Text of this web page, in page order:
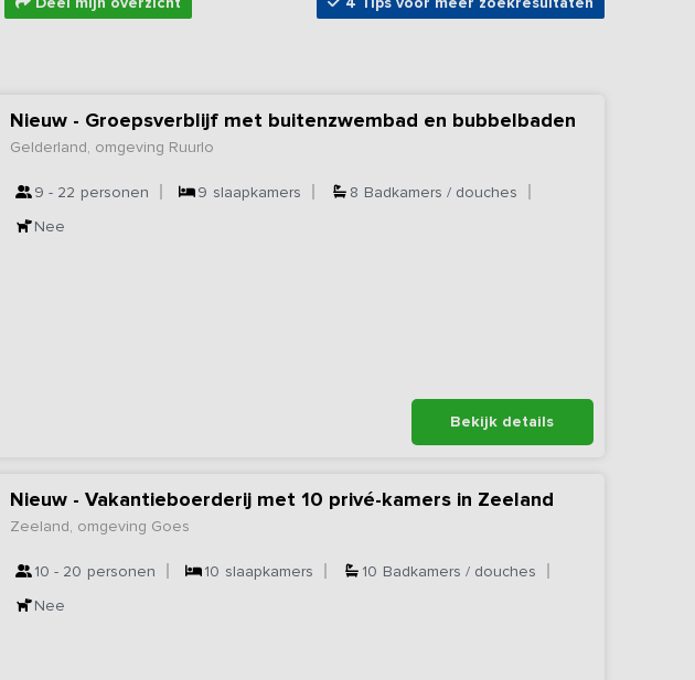
Nieuw - Groepsverblijf met buitenzwembad en bubbelbaden
Gelderland, omgeving Ruurlo
9 - 22 personen 9 slaapkamers 8 Badkamers / douches
Nee
Bekijk details
Nieuw - Vakantieboerderij met 10 privé-kamers in Zeeland
Zeeland, omgeving Goes
10 - 20 personen 10 slaapkamers 10 Badkamers / douches
Nee